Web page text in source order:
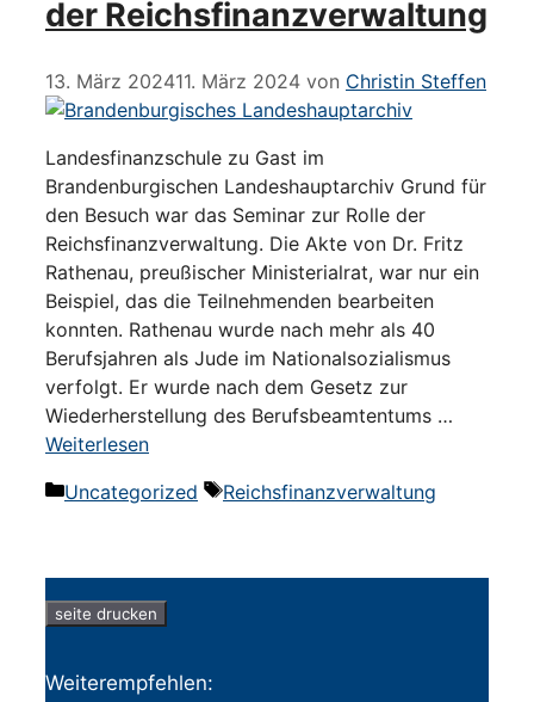
der Reichsfinanzverwaltung
13. März 202411. März 2024 von Christin Steffen
Landesfinanzschule zu Gast im
Brandenburgischen Landeshauptarchiv Grund für
den Besuch war das Seminar zur Rolle der
Reichsfinanzverwaltung. Die Akte von Dr. Fritz
Rathenau, preußischer Ministerialrat, war nur ein
Beispiel, das die Teilnehmenden bearbeiten
konnten. Rathenau wurde nach mehr als 40
Berufsjahren als Jude im Nationalsozialismus
verfolgt. Er wurde nach dem Gesetz zur
Wiederherstellung des Berufsbeamtentums …
Weiterlesen
Kategorien
Uncategorized Schlagwörter
Reichsfinanzverwaltung
seite drucken
Weiterempfehlen: